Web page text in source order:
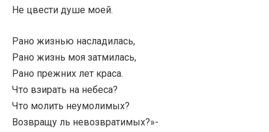
Не цвести душе моей.
Рано жизнью насладилась,
Рано жизнь моя затмилась,
Рано прежних лет краса.
Что взирать на небеса?
Что молить неумолимых?
Возвращу ль невозвратимых?»-